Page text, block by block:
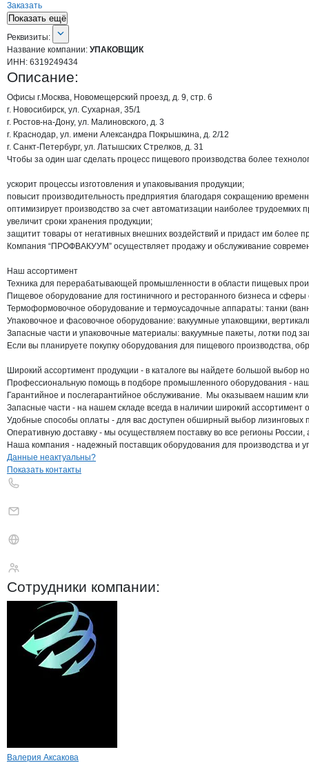
Заказать
Показать ещё
О компании
Реквизиты
Реквизиты:
Название компании: УПАКОВЩИК
ИНН: 6319249434
Описание:
Офисы г.Москва, Новомещерский проезд, д. 9, стр. 6
г. Новосибирск, ул. Сухарная, 35/1
г. Ростов-на-Дону, ул. Малиновского, д. 3
г. Краснодар, ул. имени Александра Покрышкина, д. 2/12
г. Санкт-Петербург, ул. Латышских Стрелков, д. 31
Чтобы за один шаг сделать процесс пищевого производства более
ускорит процессы изготовления и упаковывания продукции;
повысит производительность предприятия благодаря сокращению
оптимизирует производство за счет автоматизации наиболее трудоемких
увеличит сроки хранения продукции;
защитит товары от негативных внешних воздействий и придаст им более
Компания “ПРОФВАКУУМ” осуществляет продажу и обслуживание
Наш ассортимент
Техника для перерабатывающей промышленности в области пищевых
Пищевое оборудование для гостиничного и ресторанного бизнеса и
Термоформовочное оборудование и термоусадочные аппараты: танки
Упаковочное и фасовочное оборудование: вакуумные упаковщики,
Запасные части и упаковочные материалы: вакуумные пакеты, лотки под
Если вы планируете покупку оборудования для пищевого производства,
Широкий ассортимент продукции - в каталоге вы найдете большой выбор
Профессиональную помощь в подборе промышленного оборудования -
Гарантийное и послегарантийное обслуживание.  Мы оказываем нашим
Запасные части - на нашем складе всегда в наличии широкий
Удобные способы оплаты - для вас доступен обширный выбор лизинговых
Оперативную доставку - мы осуществляем поставку во все регионы
Наша компания - надежный поставщик оборудования для производства и
Контактыкомпании
+7(800)000-00-..
Данные неактуальны?
Показать контакты
Сотрудники компании:
Валерия Аксакова